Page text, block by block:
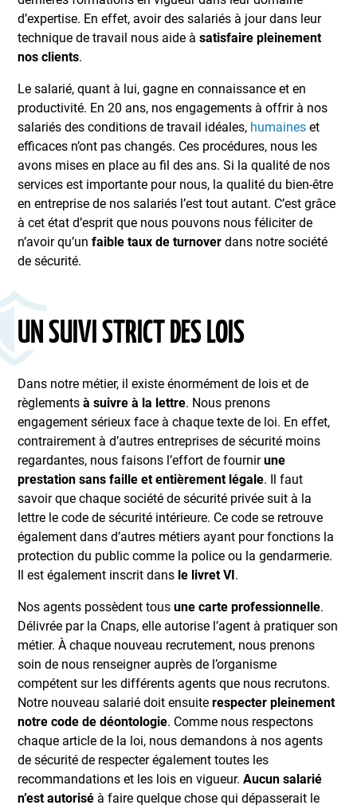
d’expertise. En effet, avoir des salariés à jour dans leur
technique de travail nous aide àsatisfaire pleinement
nos clients.
Le salarié, quant à lui, gagne en connaissance et en
productivité. En 20 ans, nos engagements à offrir à nos
salariés des conditions de travail idéales, humaines et
efficaces n’ont pas changés. Ces procédures, nous les
avons mises en place au fil des ans. Si la qualité de nos
services est importante pour nous, la qualité du bien-être
en entreprise de nos salariés l’est tout autant. C’est grâce
à cet état d’esprit que nous pouvons nous féliciter de
n’avoir qu’unfaible taux de turnover dans notre société
de sécurité.
UN SUIVI STRICT DES LOIS
Dans notre métier, il existe énormément de lois et de
règlementsà suivre à la lettre. Nous prenons
engagement sérieux face à chaque texte de loi. En effet,
contrairement à d’autres entreprises de sécurité moins
regardantes, nous faisons l’effort de fournirune
prestation sans faille et entièrement légale. Il faut
savoir que chaque société de sécurité privée suit à la
lettre le code de sécurité intérieure. Ce code se retrouve
également dans d’autres métiers ayant pour fonctions la
protection du public comme la police ou la gendarmerie.
Il est également inscrit dans le livret VI.
Nos agents possèdent tousune carte professionnelle.
Délivrée par la Cnaps, elle autorise l’agent à pratiquer son
métier. À chaque nouveau recrutement, nous prenons
soin de nous renseigner auprès de l’organisme
compétent sur les différents agents que nous recrutons.
Notre nouveau salarié doit ensuiterespecter pleinement
notre code de déontologie. Comme nous respectons
chaque article de la loi, nous demandons à nos agents
de sécurité de respecter également toutes les
recommandations et les lois en vigueur.Aucun salarié
n’est autorisé à faire quelque chose qui dépasserait le